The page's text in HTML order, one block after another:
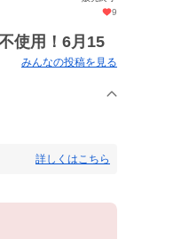
9
使用！6月15
みんなの投稿を見る
詳しくはこちら